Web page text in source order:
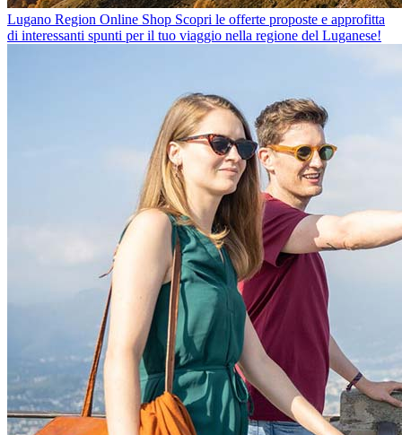
Lugano Region Online Shop Scopri le offerte proposte e approfitta
di interessanti spunti per il tuo viaggio nella regione del Luganese!